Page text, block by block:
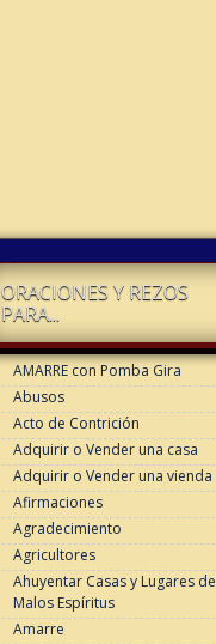
ORACIONES Y REZOS
PARA...
AMARRE con Pomba Gira
Abusos
Acto de Contrición
Adquirir o Vender una casa
Adquirir o Vender una vienda
Afirmaciones
Agradecimiento
Agricultores
Ahuyentar Casas y Lugares de
Malos Espíritus
Amarre